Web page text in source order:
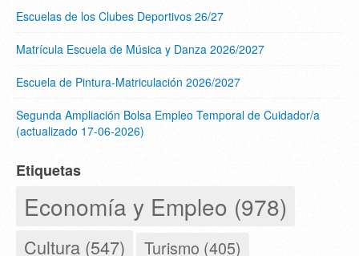
Escuelas de los Clubes Deportivos 26/27
Matrícula Escuela de Música y Danza 2026/2027
Escuela de Pintura-Matriculación 2026/2027
Segunda Ampliación Bolsa Empleo Temporal de Cuidador/a
(actualizado 17-06-2026)
Etiquetas
Economía y Empleo (978)
Cultura (547) Turismo (405)